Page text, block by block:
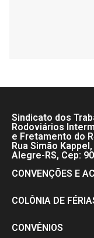
Sindicato dos
Rodoviários
e Fretamento do
Rua Simão
Alegre-RS, Cep:
CONVENÇÕES E
COLÔNIA DE
CONVÊNIOS